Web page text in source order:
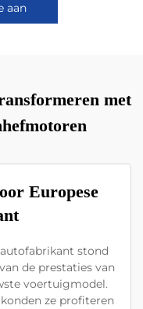
aan
met
Europese
stond
de prestaties van
voertuigmodel.
ze profiteren